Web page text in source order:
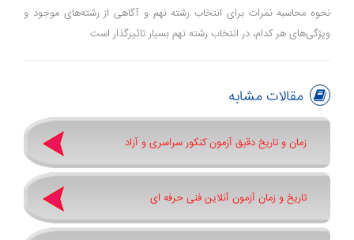
نحوه محاسبه نمرات برای انتخاب رشته نهم و آگاهی از رشته‌های موجود و
ویژگی‌های هر کدام، در انتخاب رشته نهم بسیار تاثیرگذار است
مقالات مشابه
زمان و تاریخ دقیق آزمون کنکور سراسری و آزاد
تاریخ و زمان آزمون آنلاین فنی حرفه ای